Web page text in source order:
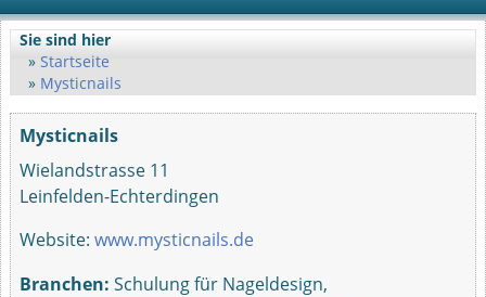
Sie sind hier
Startseite
Mysticnails
Mysticnails
Wielandstrasse 11
Leinfelden-Echterdingen
Website: www.mysticnails.de
Branchen: Schulung für Nageldesign,